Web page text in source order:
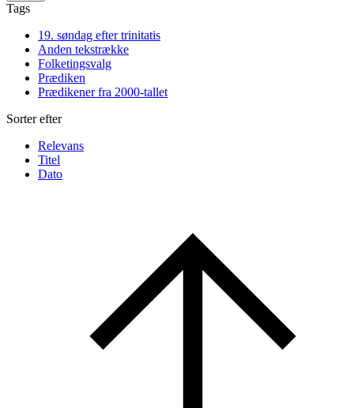
Tags
19. søndag efter trinitatis
Anden tekstrække
Folketingsvalg
Prædiken
Prædikener fra 2000-tallet
Sorter efter
Relevans
Titel
Dato